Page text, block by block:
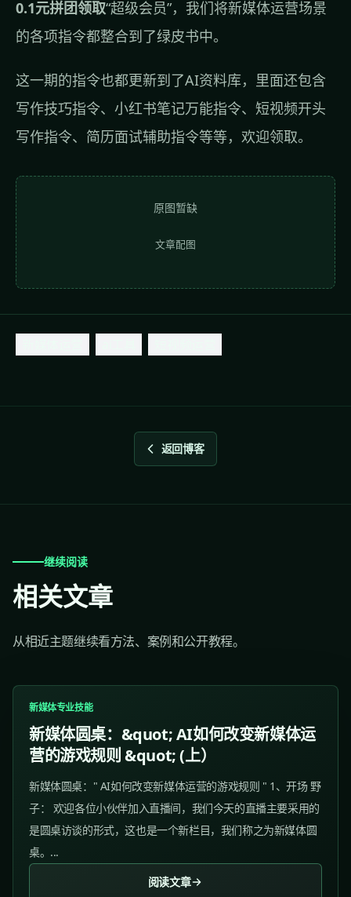
0.1元拼团领取“超级会员”，我们将新媒体运营场景
的各项指令都整合到了绿皮书中。
这一期的指令也都更新到了AI资料库，里面还包含
写作技巧指令、小红书笔记万能指令、短视频开头
写作指令、简历面试辅助指令等等，欢迎领取。
原图暂缺
文章配图
返回博客
继续阅读
相关文章
从相近主题继续看方法、案例和公开教程。
新媒体专业技能
新媒体圆桌：&quot; AI如何改变新媒体运
营的游戏规则 &quot; (上）
新媒体圆桌：" AI如何改变新媒体运营的游戏规则 " 1、开场 野
子： 欢迎各位小伙伴加入直播间，我们今天的直播主要采用的
是圆桌访谈的形式，这也是一个新栏目，我们称之为新媒体圆
桌。...
阅读文章